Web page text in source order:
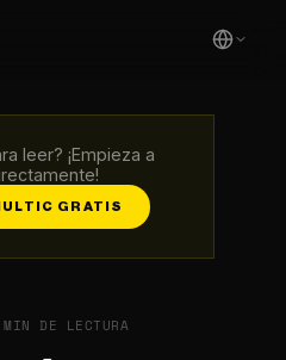
leer? ¡Empieza a
GRATIS
DE LECTURA